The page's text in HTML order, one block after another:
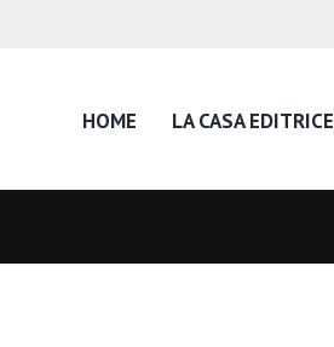
HOME LA CASA EDITRICE